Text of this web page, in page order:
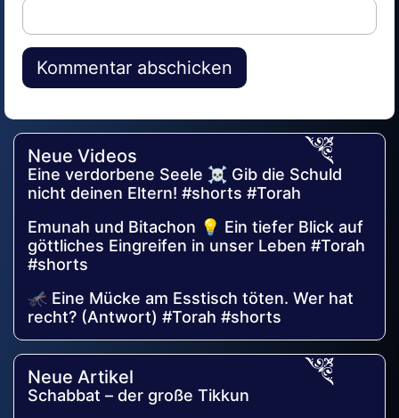
Neue Videos
Eine verdorbene Seele ☠️ Gib die Schuld
nicht deinen Eltern! #shorts #Torah
Emunah und Bitachon 💡 Ein tiefer Blick auf
göttliches Eingreifen in unser Leben #Torah
#shorts
🦟 Eine Mücke am Esstisch töten. Wer hat
recht? (Antwort) #Torah #shorts
Neue Artikel
Schabbat – der große Tikkun